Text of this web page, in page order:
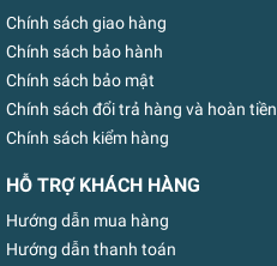
Chính sách giao hàng
Chính sách bảo hành
Chính sách bảo mật
Chính sách đổi trả hàng và hoàn tiền
Chính sách kiểm hàng
HỖ TRỢ KHÁCH HÀNG
Hướng dẫn mua hàng
Hướng dẫn thanh toán